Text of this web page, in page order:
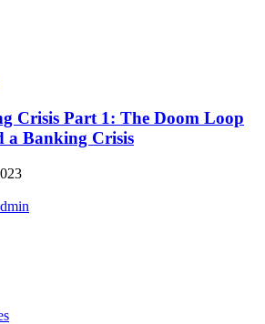
Crisis Part 1: The Doom Loop
a Banking Crisis